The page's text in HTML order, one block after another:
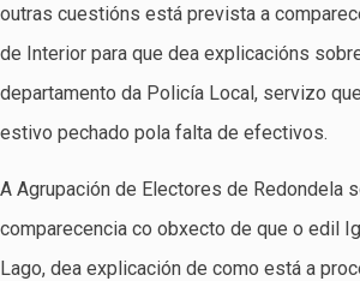
outras cuestións está prevista a
de Interior para que dea explicacións
departamento da Policía Local, servizo
estivo pechado pola falta de efectivos.
A Agrupación de Electores de Redondela
comparecencia co obxecto de que o edil
Lago, dea explicación de como está a